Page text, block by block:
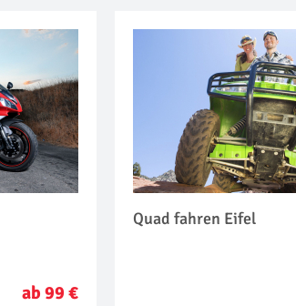
ab 99 €
Quad fahren Eifel